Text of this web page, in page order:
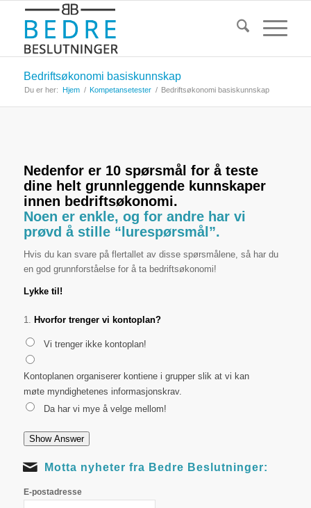
Bedriftsøkonomi basiskunnskap
Du er her: Hjem / Kompetansetester / Bedriftsøkonomi basiskunnskap
Nedenfor er 10 spørsmål for å teste
dine helt grunnleggende kunnskaper
innen bedriftsøkonomi.
Noen er enkle, og for andre har vi
prøvd å stille “lurespørsmål”.
Hvis du kan svare på flertallet av disse spørsmålene, så har du
en god grunnforståelse for å ta bedriftsøkonomi!
Lykke til!
1. Hvorfor trenger vi kontoplan?
Vi trenger ikke kontoplan!
Kontoplanen organiserer kontiene i grupper slik at vi kan
møte myndighetenes informasjonskrav.
Da har vi mye å velge mellom!
Motta nyheter fra Bedre Beslutninger:
E-postadresse